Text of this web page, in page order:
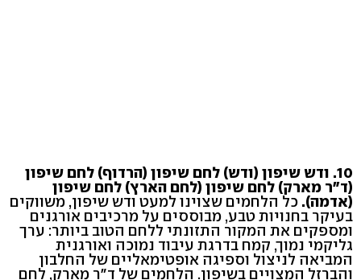
10. ודש שיפון (ודש) לחם שיפון (הרדוף) לחם שיפון
(ד"ר מארק) לחם שיפון (לחם הארץ) לחם שיפון
(אדמה). כל הלחמים שצוינו למעט ודש שיפון, משווקים
בעיקר בחנויות טבע, מבוססים על מרכיבים אורגנים
ומספקים את המקור התזונתי ללחם הטוב ביותר: ערך
גליקמי נמוך, קמח בדרגת עיבוד נמוכה ואורגנית
המביאה לניצול וספיגה אופטימאליים של החלבון
והברזל המצויים בשיפון. הלחמים של ד"ר מארק, לחם